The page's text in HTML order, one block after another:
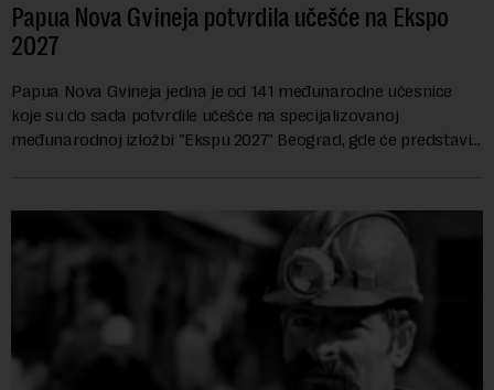
Papua Nova Gvineja potvrdila učešće na Ekspo
2027
Papua Nova Gvineja jedna je od 141 međunarodne učesnice
koje su do sada potvrdile učešće na specijalizovanoj
međunarodnoj izložbi "Ekspu 2027" Beograd, gde će predstaviti